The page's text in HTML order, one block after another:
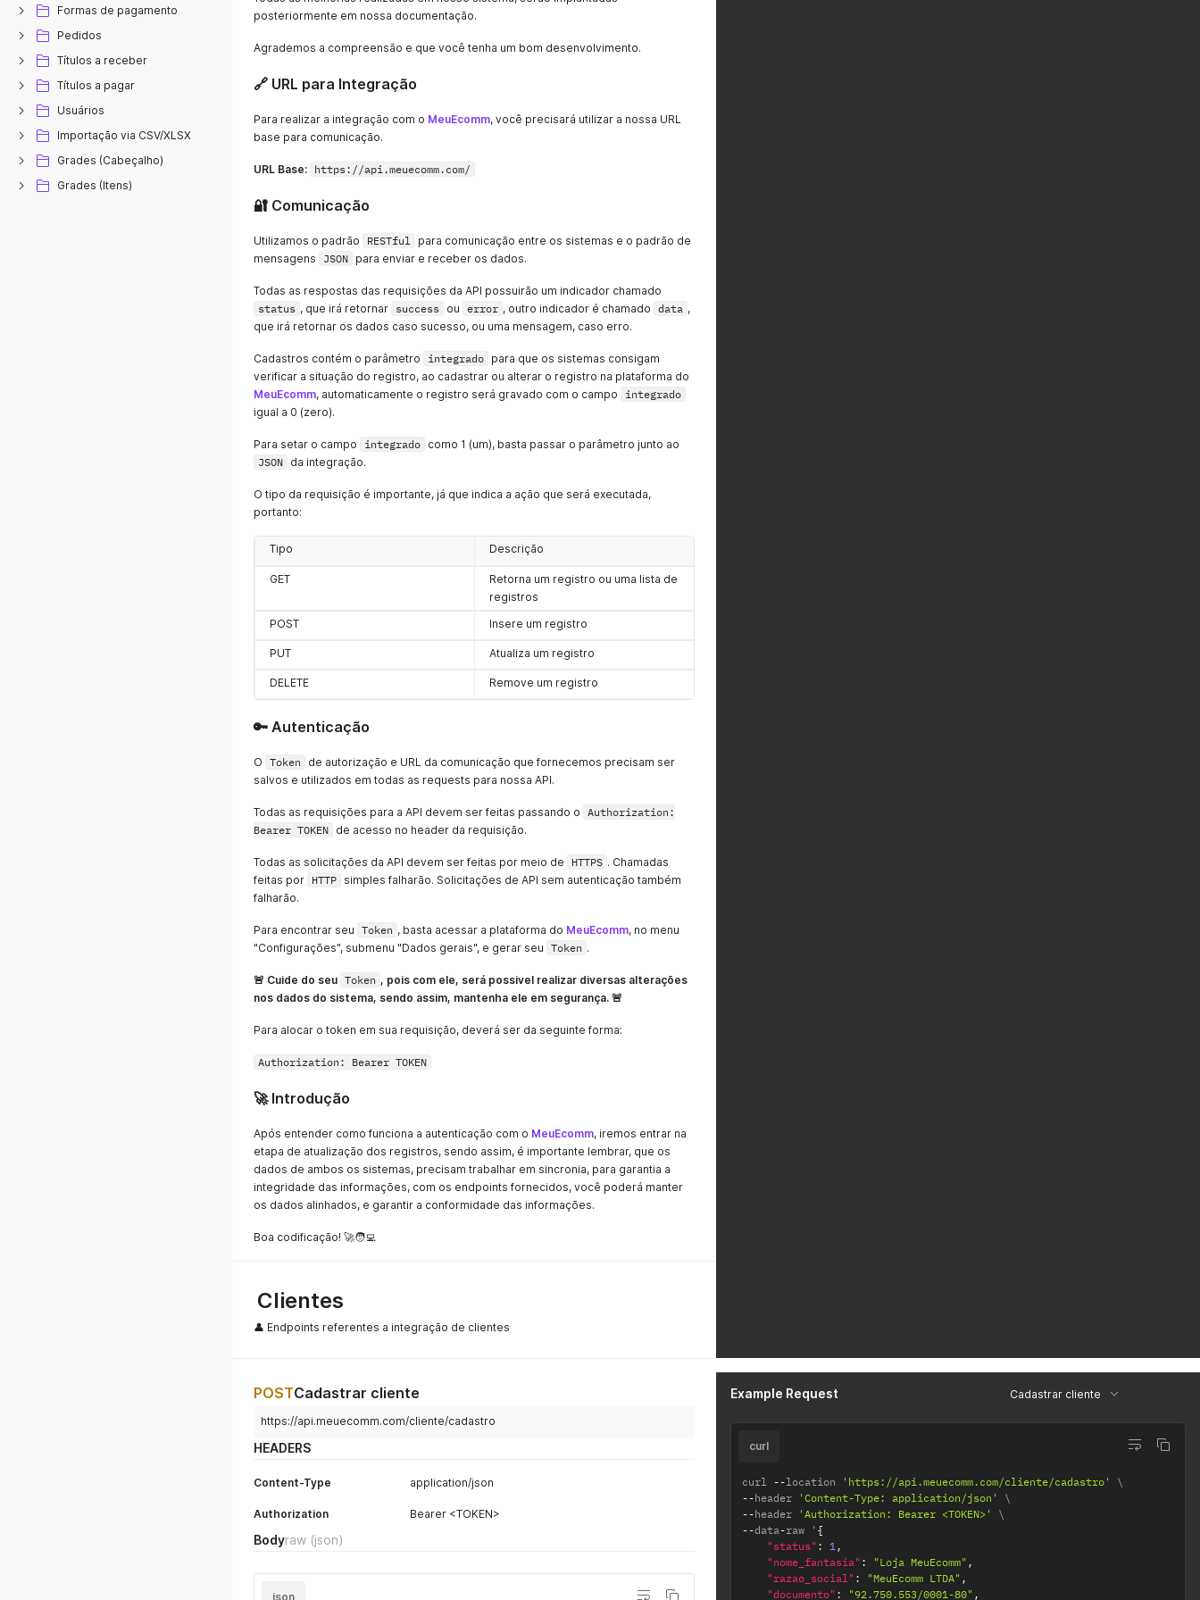
Formas de pagamento
Pedidos
Títulos a receber
Títulos a pagar
Usuários
Importação via CSV/XLSX
Grades (Cabeçalho)
Grades (Itens)
posteriormente em nossa documentação.
Agrademos a compreensão e que você tenha um bom desenvolvimento.
🔗 URL para Integração
Para realizar a integração com o MeuEcomm, você precisará utilizar a nossa URL
base para comunicação.
URL Base: https://api.meuecomm.com/
🔐 Comunicação
Utilizamos o padrão RESTful para comunicação entre os sistemas e o padrão de
mensagens
JSON para enviar e receber os dados.
Todas as respostas das requisições da API possuirão um indicador chamado
status , que irá retornar success ou error , outro indicador é chamado data ,
que irá retornar os dados caso sucesso, ou uma mensagem, caso erro.
Cadastros contém o parâmetro integrado para que os sistemas consigam
verificar a situação do registro, ao cadastrar ou alterar o registro na plataforma do
MeuEcomm, automaticamente o registro será gravado com o campo
integrado
igual a 0 (zero).
Para setar o campo integrado como 1 (um), basta passar o parâmetro junto ao
JSON da integração.
O tipo da requisição é importante, já que indica a ação que será executada,
portanto:
Tipo Descrição
GET
Retorna um registro ou uma lista de
registros
POST
Insere um registro
PUT Atualiza um registro
DELETE Remove um registro
🔑 Autenticação
O Token
de autorização e URL da comunicação que fornecemos precisam ser
salvos e utilizados em todas as requests para nossa API.
Todas as requisições para a API devem ser feitas passando o Authorization:
Bearer TOKEN de acesso no header da requisição.
Todas as solicitações da API devem ser feitas por meio de HTTPS . Chamadas
feitas por HTTP simples falharão. Solicitações de API sem autenticação também
falharão.
Para encontrar seu Token , basta acessar a plataforma do MeuEcomm, no menu
"Configurações", submenu "Dados gerais", e gerar seu Token .
🚨 Cuide do seu Token , pois com ele, será possivel realizar diversas alterações
nos dados do sistema, sendo assim, mantenha ele em segurança. 🚨
Para alocar o token em sua requisição, deverá ser da seguinte forma:
Authorization: Bearer TOKEN
🚀 Introdução
Após entender como funciona a autenticação com o MeuEcomm, iremos entrar na
etapa de atualização dos registros, sendo assim, é importante lembrar, que os
dados de ambos os sistemas, precisam trabalhar em sincronia, para garantia a
integridade das informações, com os endpoints fornecidos, você poderá manter
os dados alinhados, e garantir a conformidade das informações.
Boa codificação! 🚀🧑‍💻
Clientes
👤 Endpoints referentes a integração de clientes
POSTCadastrar cliente
https://api.meuecomm.com/cliente/cadastro
HEADERS
Content-Type application/json
Authorization Bearer <TOKEN>
Bodyraw (json)
json
Example Request Cadastrar cliente
curl
curl --location 'https://api.meuecomm.com/cliente/cadastro'
--header 'Content-Type: application/json'
--header 'Authorization: Bearer <TOKEN>'
--data-raw ' {
"status" : 1,
"nome_fantasia" : "Loja MeuEcomm" ,
"razao_social" : "MeuEcomm LTDA" ,
"documento" : "92.750.553/0001-80" ,